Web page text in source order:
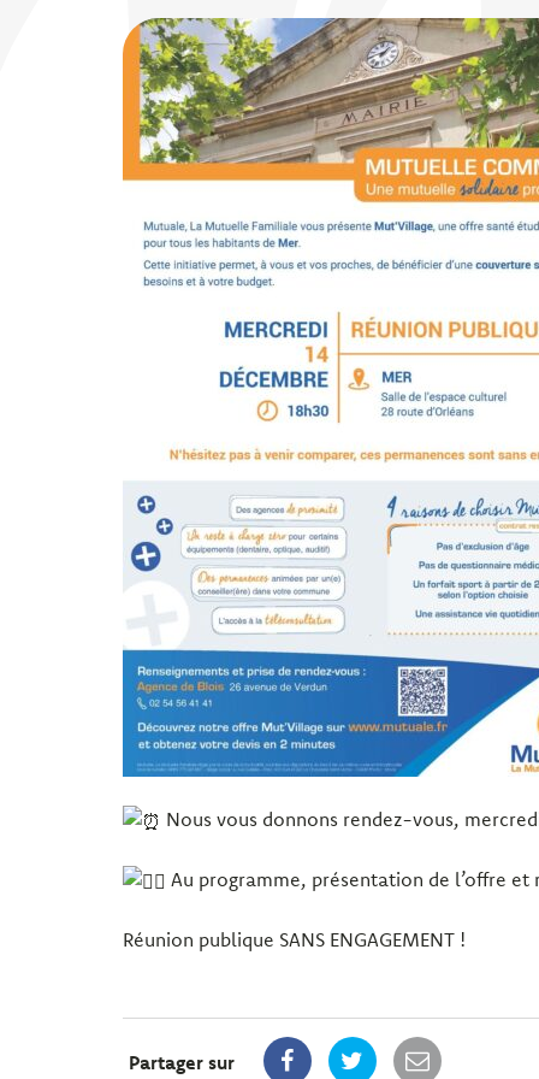
Nous vous donnons rendez-vous,
Au programme, présentation de l’offre
Réunion publique SANS ENGAGEMENT !
Partager sur